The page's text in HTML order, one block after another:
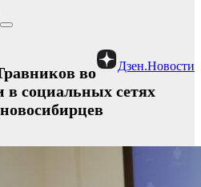
Дзен.Новости
во
социальных сетях